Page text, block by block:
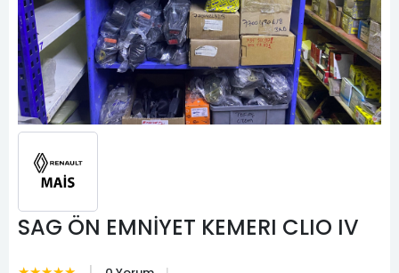
SAG ÖN EMNİYET KEMERI CLIO IV